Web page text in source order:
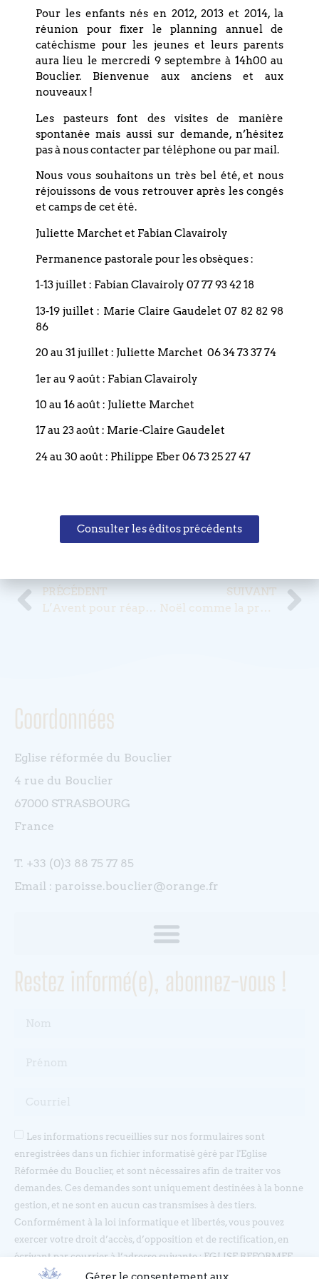
Il n’est pas nécessaire de faire de grands gestes – un
sourire, un appel rapide ou une invitation à prendre un
café peuvent créer une véritable proximité. Noël ne
promet pas un monde parfait, mais il nous rappelle :
personne ne doit rester invisible.
protestante, c’est aussi s’engager et agir. En ces jours
particuliers, nos pasteur·e·s rendent visite à des
personnes, et avec nos catéchumènes, nous écrivons et
envoyons des cartes. Nous essayons d’être attentifs aux
situations personnelles, avec le souci de ne laisser
personne de côté.
Regardez autour de vous. Demandez. Soyez là les uns pour
changer.#DonneMoiDeTesNouvelles
Bouclier
besoin de parler, vous pouvez contacter
AMITIÉau03 88 22 33 33(appel gratuit et anonyme).
PRÉCÉDENT
L’Avent pour réapprendre à attendre et collecte « festive » du Centre Social Protestant
SUIVANT
Noël comme la promesse d’un engagement.
Coordonnées
Eglise réformée du Bouclier
4 rue du Bouclier
67000 STRASBOURG
France
T. +33 (0)3 88 75 77 85
Email : paroisse.bouclier@orange.fr
Restez informé(e), abonnez-vous !
Les informations recueillies sur nos formulaires sont
enregistrées dans un fichier informatisé géré par l'Eglise
Réformée du Bouclier, et sont nécessaires afin de traiter vos
demandes. Ces demandes sont uniquement destinées à la bonne
gestion, et ne sont en aucun cas transmises à des tiers.
Conformément à la loi informatique et libertés, vous pouvez
exercer votre droit d’accès, d’opposition et de rectification, en
écrivant par courrier à l’adresse suivante : EGLISE REFORMEE
DU BOUCLIER, 4 rue du Bouclier, 67000 STRASBOURG ou en
Pour les enfants nés en 2012, 2013 et 2014, la
réunion pour fixer le planning annuel de
catéchisme pour les jeunes et leurs parents
aura lieu le mercredi 9 septembre à 14h00 au
Bouclier. Bienvenue aux anciens et aux
nouveaux !
Les pasteurs font des visites de manière
spontanée mais aussi sur demande, n’hésitez
pas à nous contacter par téléphone ou par mail.
Nous vous souhaitons un très bel été, et nous
réjouissons de vous retrouver après les congés
et camps de cet été.
Juliette Marchet et Fabian Clavairoly
Permanence pastorale pour les obsèques :
1-13 juillet : Fabian Clavairoly 07 77 93 42 18
13-19 juillet : Marie Claire Gaudelet 07 82 82 98
86
20 au 31 juillet : Juliette Marchet 06 34 73 37 74
1er au 9 août : Fabian Clavairoly
10 au 16 août : Juliette Marchet
17 au 23 août : Marie-Claire Gaudelet
24 au 30 août : Philippe Eber 06 73 25 27 47
Consulter les éditos précédents